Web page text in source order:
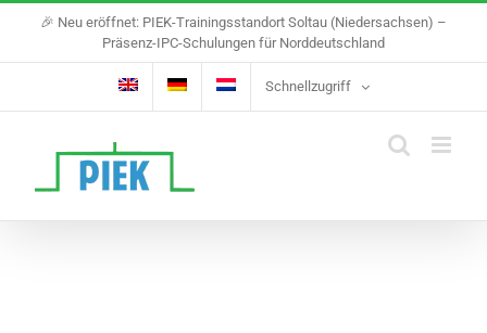
content
🎉 Neu eröffnet: PIEK-Trainingsstandort Soltau (Niedersachsen) –
Präsenz-IPC-Schulungen für Norddeutschland
Schnellzugriff